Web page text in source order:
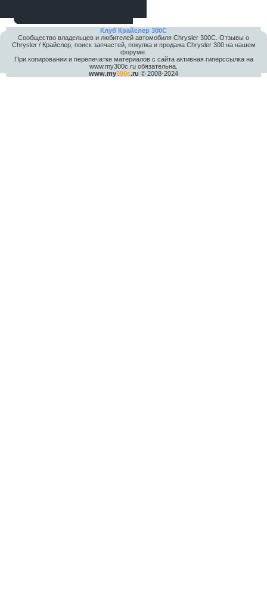
Клуб Крайслер 300C
Сообщество владельцев и любителей автомобиля Chrysler 300С. Отзывы о
Chrysler / Крайслер, поиск запчастей, покупка и продажа Chrysler 300 на нашем
форуме.
При копировании и перепечатке материалов с сайта активная гиперссылка на
www.my300c.ru обязательна.
www.my300c.ru © 2008-2024